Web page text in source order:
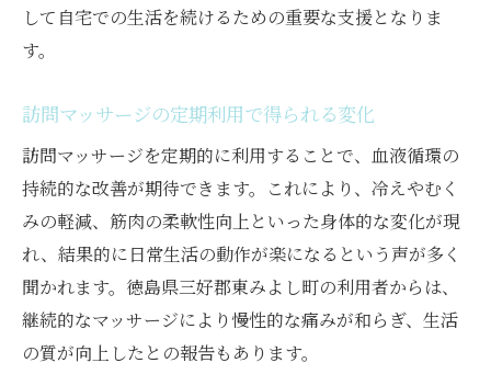
して自宅での生活を続けるための重要な支援となりま
す。
訪問マッサージの定期利用で得られる変化
訪問マッサージを定期的に利用することで、血液循環の
持続的な改善が期待できます。これにより、冷えやむく
みの軽減、筋肉の柔軟性向上といった身体的な変化が現
れ、結果的に日常生活の動作が楽になるという声が多く
聞かれます。徳島県三好郡東みよし町の利用者からは、
継続的なマッサージにより慢性的な痛みが和らぎ、生活
の質が向上したとの報告もあります。